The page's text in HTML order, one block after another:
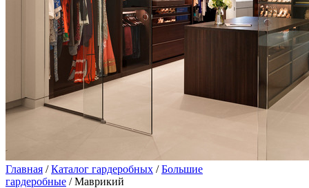
Главная /Каталог гардеробных /Большие
гардеробные / Маврикий